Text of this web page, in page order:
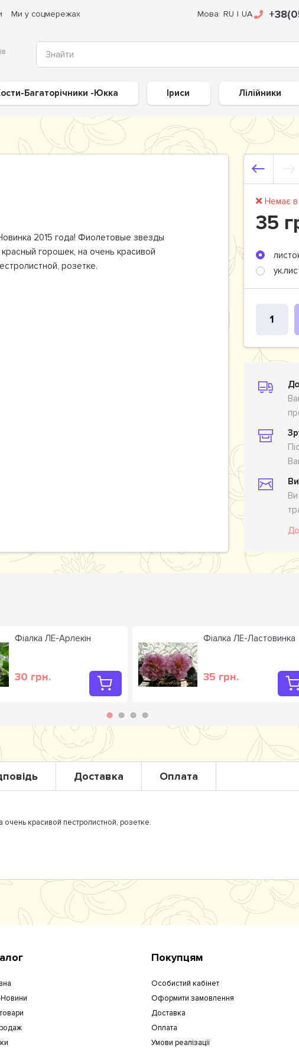
Ми у соцмережах Мова: RU | UA
Багаторічники -Юкка Іриси Лілійники
2015 года! Фиолетовые звезды
красный горошек, на очень красивой
розетке.
Немає в
35
Фіалка ЛЕ-Арлекін
30 грн.
Фіалка ЛЕ-Ластовинка
35 грн.
Доставка Оплата
красивой пестролистной, розетке.
Покупцям
Особистий кабінет
Оформити замовлення
Доставка
Оплата
Умови реалізації